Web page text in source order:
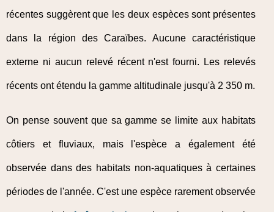
récentes suggèrent que les deux espèces sont présentes
dans la région des Caraïbes. Aucune caractéristique
externe ni aucun relevé récent n'est fourni. Les relevés
récents ont étendu la gamme altitudinale jusqu'à 2 350 m.
On pense souvent que sa gamme se limite aux habitats
côtiers et fluviaux, mais l'espèce a également été
observée dans des habitats non-aquatiques à certaines
périodes de l'année. C'est une espèce rarement observée